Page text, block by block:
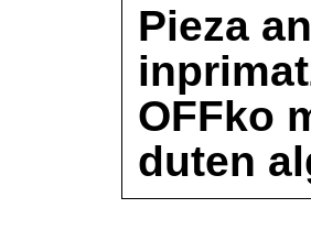
Pieza
OFFko
duten